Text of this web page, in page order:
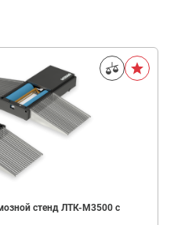
стенд ЛТК-М3500 с